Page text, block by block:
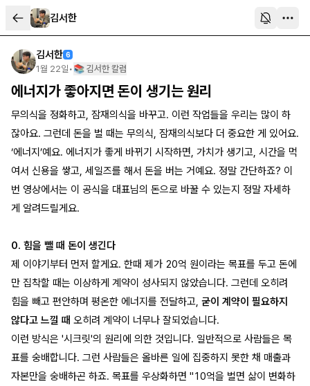
김서한
김서한 6
1월 22일 • 📚 김서한 칼럼
에너지가 좋아지면 돈이 생기는 원리
무의식을 정화하고, 잠재의식을 바꾸고. 이런 작업들을 우리는 많이 하
잖아요. 그런데 돈을 벌 때는 무의식, 잠재의식보다 더 중요한 게 있어요.
‘에너지’예요. 에너지가 좋게 바뀌기 시작하면, 가치가 생기고, 시간을 먹
여서 신용을 쌓고, 세일즈를 해서 돈을 버는 거예요. 정말 간단하죠? 이
번 영상에서는 이 공식을 대표님의 돈으로 바꿀 수 있는지 정말 자세하
게 알려드릴게요.
0. 힘을 뺄 때 돈이 생긴다
제 이야기부터 먼저 할게요. 한때 제가 20억 원이라는 목표를 두고 돈에
만 집착할 때는 이상하게 계약이 성사되지 않았습니다. 그런데 오히려
힘을 빼고 편안하며 평온한 에너지를 전달하고, 굳이 계약이 필요하지
않다고 느낄 때 오히려 계약이 너무나 잘되었습니다.
이런 방식은 '시크릿'의 원리에 의한 것입니다. 일반적으로 사람들은 목
표를 숭배합니다. 그런 사람들은 올바른 일에 집중하지 못한 채 매출과
자본만을 숭배하곤 하죠. 목표를 우상화하면 "10억을 벌면 삶이 변화하